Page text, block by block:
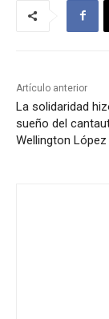
Artículo anterior
La solidaridad
sueño del
Wellington López